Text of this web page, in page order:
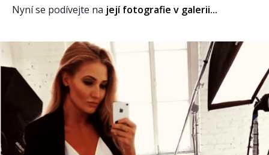
Nyní se podívejte na její fotografie v galerii...